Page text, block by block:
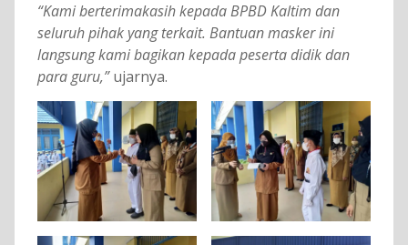
“Kami berterimakasih kepada BPBD Kaltim dan
seluruh pihak yang terkait. Bantuan masker ini
langsung kami bagikan kepada peserta didik dan
para guru,”ujarnya.